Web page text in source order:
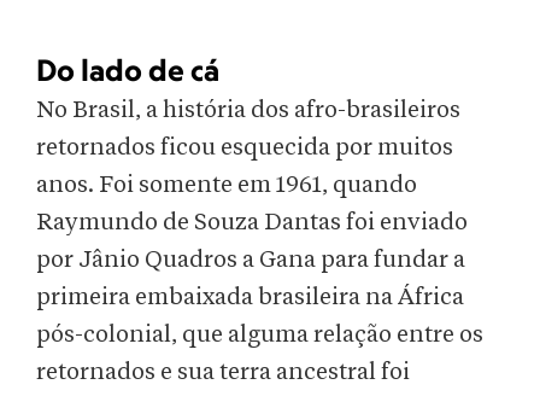
Do lado de cá
No Brasil, a história dos afro-brasileiros
retornados ficou esquecida por muitos
anos. Foi somente em 1961, quando
Raymundo de Souza Dantas foi enviado
por Jânio Quadros a Gana para fundar a
primeira embaixada brasileira na África
pós-colonial, que alguma relação entre os
retornados e sua terra ancestral foi